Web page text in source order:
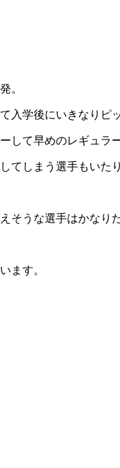
。
学後にいきなりピ
て早めのレギュラ
てしまう選手もいた
そうな選手はかなり
ます。